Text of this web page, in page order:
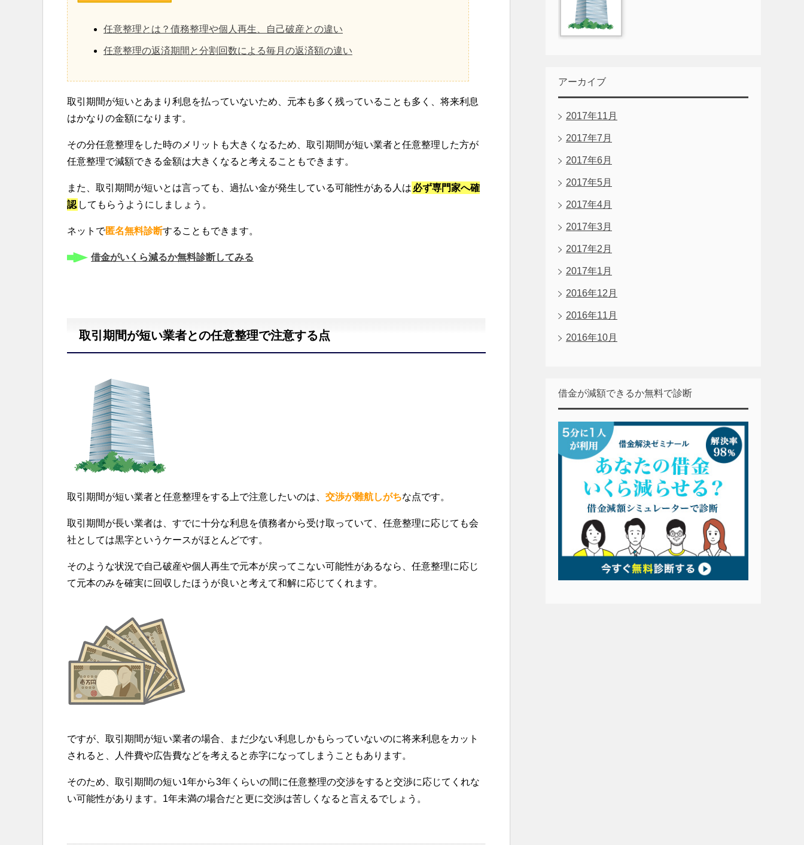
任意整理とは？債務整理や個人再生、自己破産との違い
任意整理の返済期間と分割回数による毎月の返済額の違い
取引期間が短いとあまり利息を払っていないため、元本も多く残っていることも多く、将来利息
はかなりの金額になります。
その分任意整理をした時のメリットも大きくなるため、取引期間が短い業者と任意整理した方が
任意整理で減額できる金額は大きくなると考えることもできます。
また、取引期間が短いとは言っても、過払い金が発生している可能性がある人は 必ず専門家へ確
認 してもらうようにしましょう。
ネットで匿名無料診断することもできます。
借金がいくら減るか無料診断してみる
取引期間が短い業者との任意整理で注意する点
取引期間が短い業者と任意整理をする上で注意したいのは、 交渉が難航しがちな点です。
取引期間が長い業者は、すでに十分な利息を債務者から受け取っていて、任意整理に応じても会
社としては黒字というケースがほとんどです。
そのような状況で自己破産や個人再生で元本が戻ってこない可能性があるなら、任意整理に応じ
て元本のみを確実に回収したほうが良いと考えて和解に応じてくれます。
ですが、取引期間が短い業者の場合、まだ少ない利息しかもらっていないのに将来利息をカット
されると、人件費や広告費などを考えると赤字になってしまうこともあります。
そのため、取引期間の短い1年から3年くらいの間に任意整理の交渉をすると交渉に応じてくれな
い可能性があります。1年未満の場合だと更に交渉は苦しくなると言えるでしょう。
アーカイブ
2017年11月
2017年7月
2017年6月
2017年5月
2017年4月
2017年3月
2017年2月
2017年1月
2016年12月
2016年11月
2016年10月
借金が減額できるか無料で診断